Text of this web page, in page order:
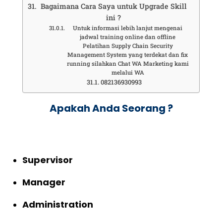
Bagaimana Cara Saya untuk Upgrade Skill
ini ?
Untuk informasi lebih lanjut mengenai
jadwal training online dan offline
Pelatihan Supply Chain Security
Management System yang terdekat dan fix
running silahkan Chat WA Marketing kami
melalui WA
082136930993
Apakah Anda Seorang ?
Supervisor
Manager
Administration